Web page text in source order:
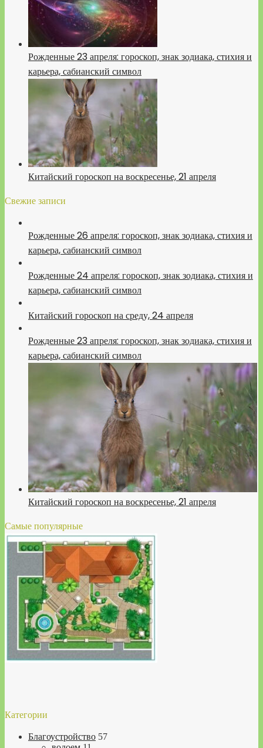
Рожденные 23 апреля: гороскоп, знак зодиака, стихия и
карьера, сабианский символ
Китайский гороскоп на воскресенье, 21 апреля
Свежие записи
Рожденные 26 апреля: гороскоп, знак зодиака, стихия и
карьера, сабианский символ
Рожденные 24 апреля: гороскоп, знак зодиака, стихия и
карьера, сабианский символ
Китайский гороскоп на среду, 24 апреля
Рожденные 23 апреля: гороскоп, знак зодиака, стихия и
карьера, сабианский символ
Китайский гороскоп на воскресенье, 21 апреля
Самые популярные
Категории
Благоустройство 57